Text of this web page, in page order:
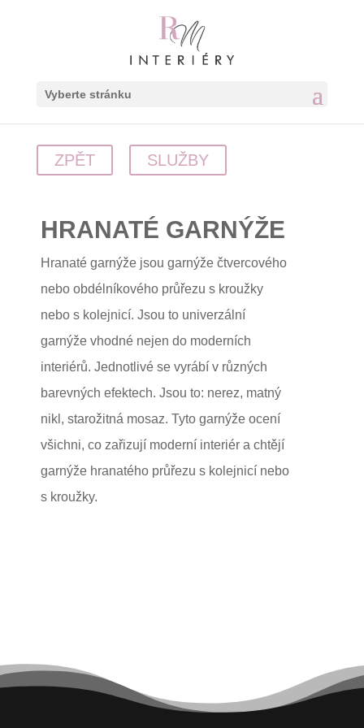
Vyberte stránku
ZPĚT SLUŽBY
HRANATÉ GARNÝŽE
Hranaté garnýže jsou garnýže čtvercového
nebo obdélníkového průřezu s kroužky
nebo s kolejnicí. Jsou to univerzální
garnýže vhodné nejen do moderních
interiérů. Jednotlivé se vyrábí v různých
barevných efektech. Jsou to: nerez, matný
nikl, starožitná mosaz. Tyto garnýže ocení
všichni, co zařizují moderní interiér a chtějí
garnýže hranatého průřezu s kolejnicí nebo
s kroužky.